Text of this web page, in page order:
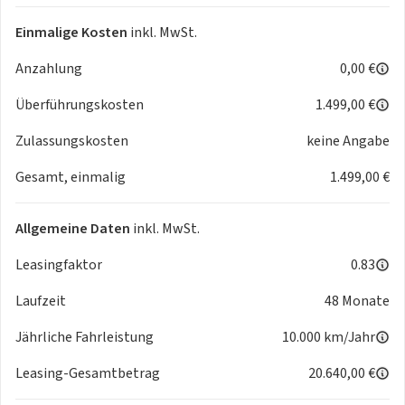
Einparkhilfe hinten, elektrisch anklappbare Außenspiegel
Multifunktionslenkrad
ABS, ESP, Airbags
Hinweis für Ausbau & Einrichtung
Einmalige Kosten inkl. MwSt.
Anzahlung
0,00 €
Überführungskosten
1.499,00 €
Zulassungskosten
keine Angabe
Gesamt, einmalig
1.499,00 €
Allgemeine Daten inkl. MwSt.
Leasingfaktor
0.83
Laufzeit
48 Monate
Jährliche Fahrleistung
10.000 km/Jahr
Leasing-Gesamtbetrag
20.640,00 €